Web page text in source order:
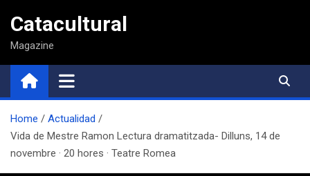
contenido
Catacultural
Magazine
Home
Actualidad
Vida de Mestre Ramon Lectura dramatitzada- Dilluns, 14 de
novembre · 20 hores · Teatre Romea